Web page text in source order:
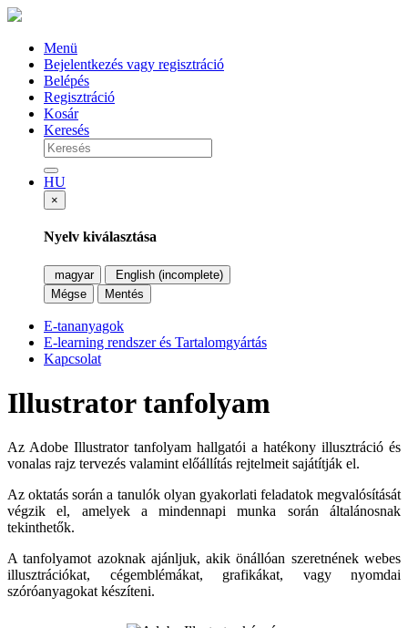
Menü
Bejelentkezés vagy regisztráció
Belépés
Regisztráció
Kosár
Keresés
HU
×
Nyelv kiválasztása
magyar
English (incomplete)
Mégse
Mentés
E-tananyagok
E-learning rendszer és Tartalomgyártás
Kapcsolat
Illustrator tanfolyam
Az Adobe Illustrator tanfolyam hallgatói a hatékony illusztráció és
vonalas rajz tervezés valamint előállítás rejtelmeit sajátítják el.
Az oktatás során a tanulók olyan gyakorlati feladatok megvalósítását
végzik el, amelyek a mindennapi munka során általánosnak
tekinthetők.
A tanfolyamot azoknak ajánljuk, akik önállóan szeretnének webes
illusztrációkat, cégemblémákat, grafikákat, vagy nyomdai
szóróanyagokat készíteni.